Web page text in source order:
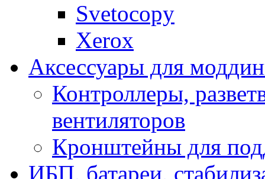
Svetocopy
Xerox
Аксессуары для
Контроллеры,
вентиляторов
Кронштейны для
ИБП, батареи,